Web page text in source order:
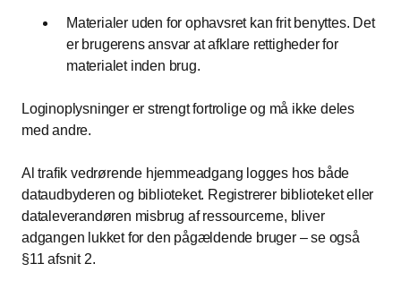
Materialer uden for ophavsret kan frit benyttes. Det
er brugerens ansvar at afklare rettigheder for
materialet inden brug.
Loginoplysninger er strengt fortrolige og må ikke deles
med andre.
Al trafik vedrørende hjemmeadgang logges hos både
dataudbyderen og biblioteket. Registrerer biblioteket eller
dataleverandøren misbrug af ressourcerne, bliver
adgangen lukket for den pågældende bruger – se også
§11 afsnit 2.